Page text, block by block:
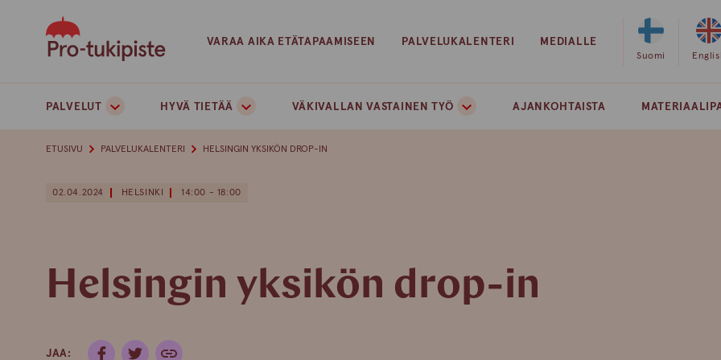
VARAA AIKA ETÄTAPAAMISEEN PALVELUKALENTERI MEDIALLE
Valitse
Suomi
PALVELUT HYVÄ TIETÄÄ VÄKIVALLAN VASTAINEN TYÖ AJANKOHTAISTA
ETUSIVU PALVELUKALENTERI HELSINGIN YKSIKÖN DROP-IN
02.04.2024 HELSINKI 14:00 - 18:00
Helsingin yksikön drop-in
JAA: